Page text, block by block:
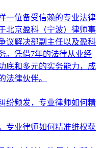
一位备受信赖的专业法律
京盈科（宁波）律师事
议解决部副主任以及盈科
。凭借7年的法律从业经
底和多元的实务能力，成
法律伙伴。
专业律师如何精准维权获